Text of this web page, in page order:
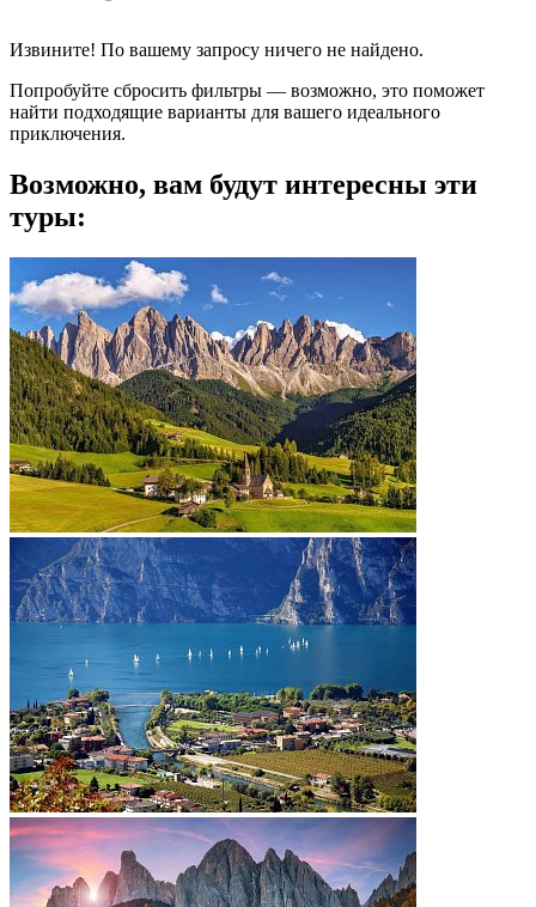
Извините! По вашему запросу ничего не найдено.
Попробуйте сбросить фильтры — возможно, это поможет
найти подходящие варианты для вашего идеального
приключения.
Возможно, вам будут интересны эти
туры: